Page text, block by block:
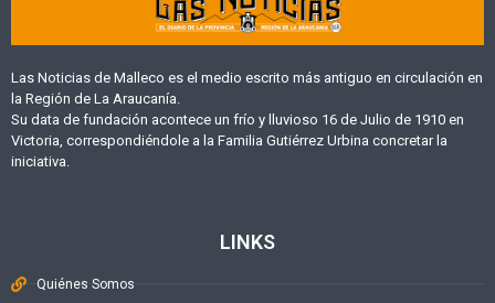
Las Noticias de Malleco es el medio escrito más antiguo en circulación en
la Región de La Araucanía.
Su data de fundación acontece un frío y lluvioso 16 de Julio de 1910 en
Victoria, correspondiéndole a la Familia Gutiérrez Urbina concretar la
iniciativa.
LINKS
Quiénes Somos